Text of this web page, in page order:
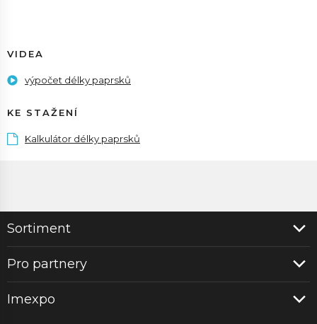
VIDEA
výpočet délky paprsků
KE STAŽENÍ
Kalkulátor délky paprsků
Sortiment
Pro partnery
Imexpo